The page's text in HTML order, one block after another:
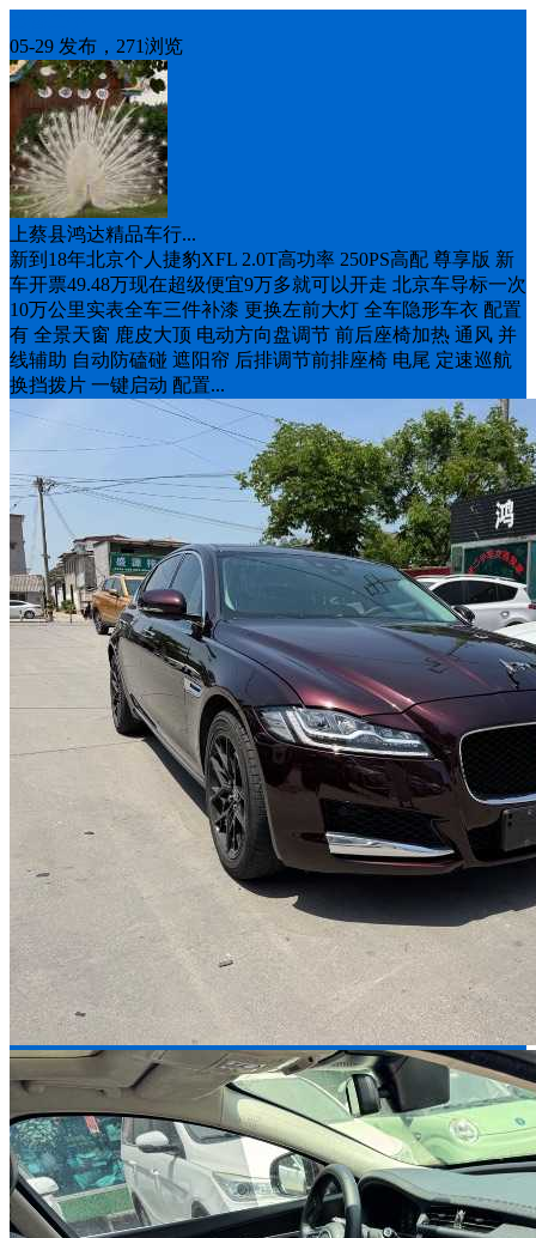
05-29 发布，271浏览
上蔡县鸿达精品车行...
新到18年北京个人捷豹XFL 2.0T高功率 250PS高配 尊享版 新
车开票49.48万现在超级便宜9万多就可以开走 北京车导标一次
10万公里实表全车三件补漆 更换左前大灯 全车隐形车衣 配置
有 全景天窗 鹿皮大顶 电动方向盘调节 前后座椅加热 通风 并
线辅助 自动防磕碰 遮阳帘 后排调节前排座椅 电尾 定速巡航
换挡拨片 一键启动 配置...